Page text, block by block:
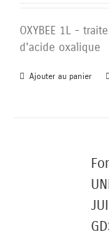
OXYBEE 1L -
d'acide oxalique
Ajouter au panier